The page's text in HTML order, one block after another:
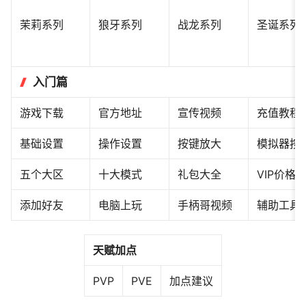
茉莉系列 狼牙系列 战龙系列 圣诞系列
入门篇
游戏下载 官方地址 宣传视频 充值教程
基础设置 操作设置 按键放大 模拟器按
五个大区 十大模式 礼包大全 VIP价格表
添加好友 电脑上玩 手柄哥视频 辅助工具
天赋加点
PVP PVE 加点建议